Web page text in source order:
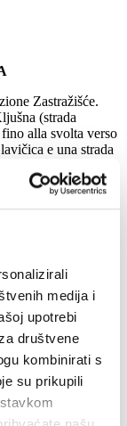
medija i
upotrebi
društvene
kombinirati s
su prikupili
Zastražišće.
(strada
alla svolta verso
e una strada
Guidiamo
su una strada
diverse
tra...